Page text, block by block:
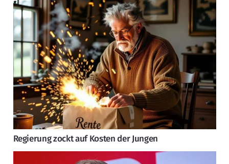
Regierung zockt auf Kosten der Jungen